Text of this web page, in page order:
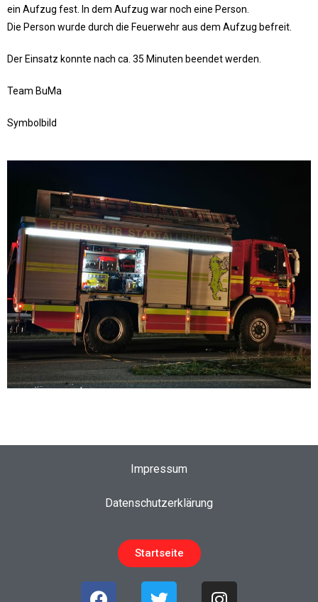
ein Aufzug fest. In dem Aufzug war noch eine Person.
Die Person wurde durch die Feuerwehr aus dem Aufzug befreit.
Der Einsatz konnte nach ca. 35 Minuten beendet werden.
Team BuMa
Symbolbild
Impressum
Datenschutzerklärung
Startseite